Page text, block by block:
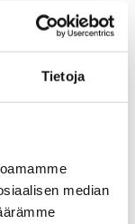
Tietoja
median